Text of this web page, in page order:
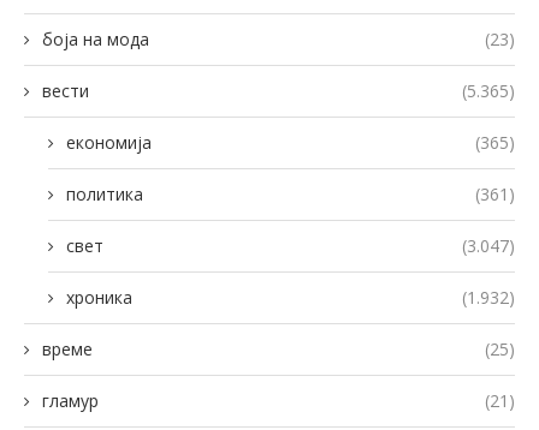
боја на мода (23)
вести (5.365)
економија (365)
политика (361)
свет (3.047)
хроника (1.932)
време (25)
гламур (21)